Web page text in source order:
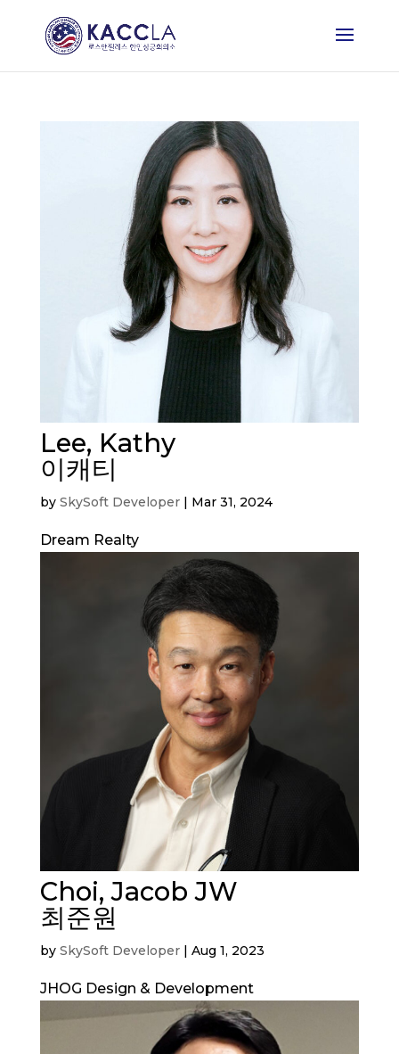
Lee, Kathy
이캐티
by SkySoft Developer| Mar 31, 2024
Dream Realty
Choi, Jacob JW
최준원
by SkySoft Developer| Aug 1, 2023
JHOG Design & Development